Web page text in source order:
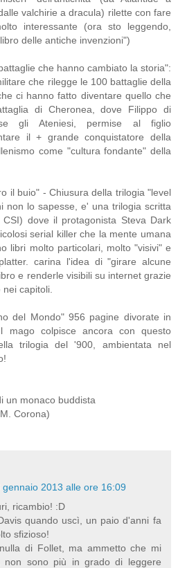
valchirie a dracula) rilette con fare
interessante (ora sto leggendo,
delle antiche invenzioni")
che hanno cambiato la storia":
che rilegge le 100 battaglie della
ci hanno fatto diventare quello che
di Cheronea, dove Filippo di
gli Ateniesi, permise al figlio
il + grande conquistatore della
come "cultura fondante" della
il buio" - Chiusura della trilogia "level
non lo sapesse, e' una trilogia scritta
dove il protagonista Steva Dark
serial killer che la mente umana
libri molto particolari, molto "visivi" e
carina l'idea di "girare alcune
e renderle visibili su internet grazie
capitoli.
del Mondo" 956 pagine divorate in
colpisce ancora con questo
trilogia del '900, ambientata nel
un monaco buddista
Corona)
gennaio 2013 alle ore 16:09
ricambio! :D
quando uscì, un paio d'anni fa
sfizioso!
di Follet, ma ammetto che mi
non sono più in grado di leggere